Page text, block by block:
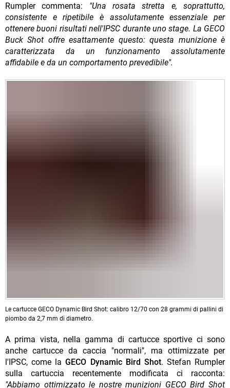
Rumpler commenta: "Una rosata stretta e, soprattutto,
consistente e ripetibile è assolutamente essenziale per
ottenere buoni risultati nell'IPSC durante uno stage. La GECO
Buck Shot offre esattamente questo: questa munizione è
caratterizzata da un funzionamento assolutamente
affidabile e da un comportamento prevedibile".
Le cartucce GECO Dynamic Bird Shot: calibro 12/70 con 28 grammi di pallini di
piombo da 2,7 mm di diametro.
A prima vista, nella gamma di cartucce sportive ci sono
anche cartucce da caccia "normali", ma ottimizzate per
l'IPSC, come laGECO Dynamic Bird Shot. Stefan Rumpler
sulla cartuccia recentemente modificata ci racconta:
"Abbiamo ottimizzato le nostre munizioni GECO Bird Shot